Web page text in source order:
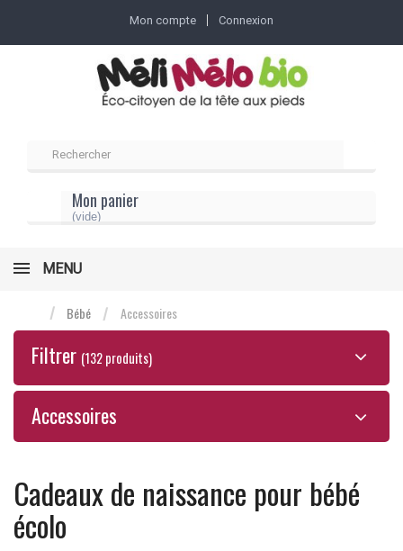
Mon compte Connexion
Mon panier
(vide)
MENU
Bébé Accessoires
Filtrer (132 produits)
Accessoires
Cadeaux de naissance pour bébé
écolo